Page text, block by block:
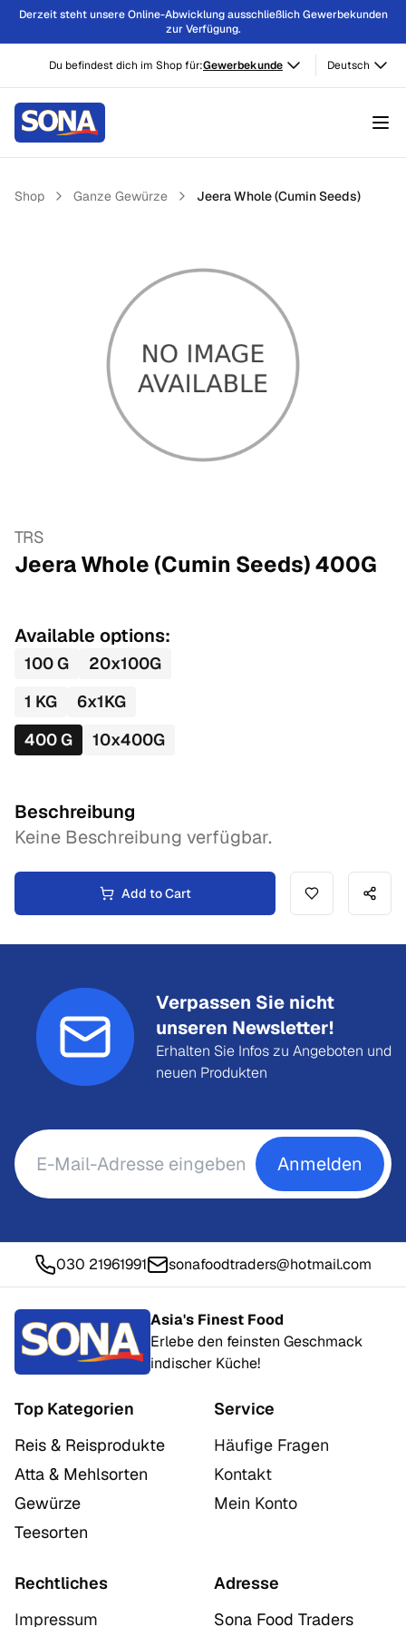
Derzeit steht unsere Online-Abwicklung ausschließlich Gewerbekunden
zur Verfügung.
Du befindest dich im Shop für:Gewerbekunde Deutsch
Shop Ganze Gewürze Jeera Whole (Cumin Seeds)
TRS
Jeera Whole (Cumin Seeds)400G
Available options:
100G 20x100G
1 KG 6x1KG
400G 10x400G
Beschreibung
Keine Beschreibung verfügbar.
Add to Cart
Verpassen Sie nicht
unseren Newsletter!
Erhalten Sie Infos zu Angeboten und
neuen Produkten
Anmelden
030 21961991 sonafoodtraders@hotmail.com
Asia's Finest Food
Erlebe den feinsten Geschmack
indischer Küche!
Top Kategorien
Reis & Reisprodukte
Atta & Mehlsorten
Gewürze
Teesorten
Service
Häufige Fragen
Kontakt
Mein Konto
Rechtliches
Impressum
Adresse
Sona Food Traders